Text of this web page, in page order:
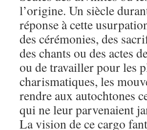
l’origine. Un siècle
réponse à cette
des cérémonies, des
des chants ou des actes
ou de travailler pour les
charismatiques, les
rendre aux autochtones
qui ne leur parvenaient
La vision de ce cargo